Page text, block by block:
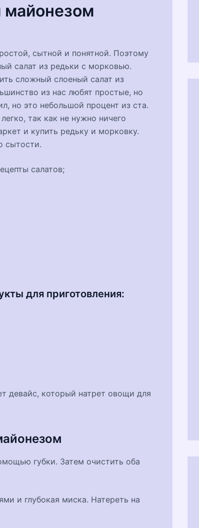
майонезом
сытной и понятной. Поэтому
салат из редьки с морковью.
сложный слоеный салат из
из нас любят простые, но
но это небольшой процент из ста.
так как не нужно ничего
и купить редьку и морковку.
сытости.
салатов;
для приготовления:
девайс, который натрет овощи для
губки. Затем очистить оба
и глубокая миска. Натереть на